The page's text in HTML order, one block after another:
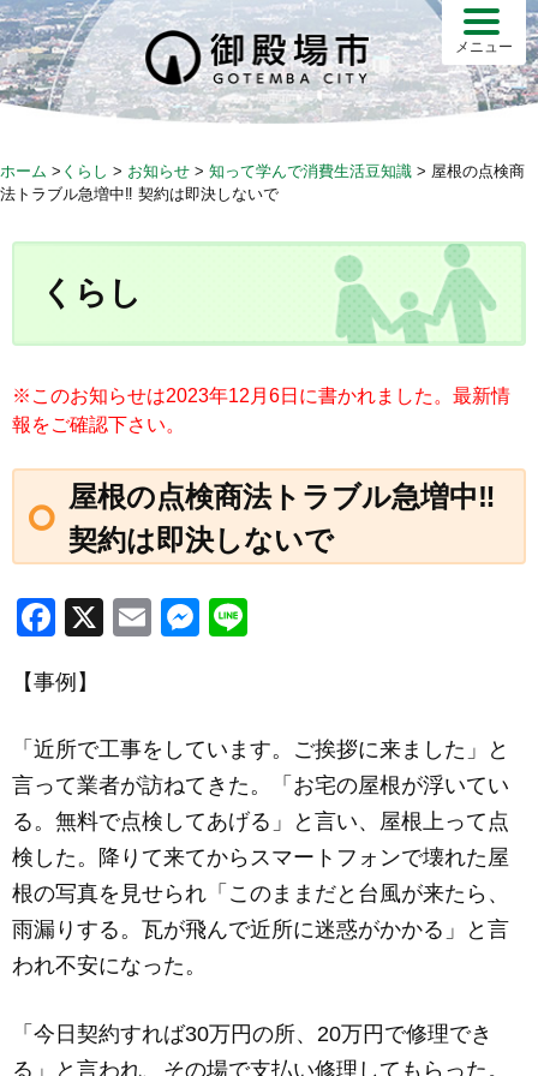
S
k
i
p
c
メニュー
ホーム > くらし > お知らせ > 知って学んで消費生活豆知識 > 屋根の点検商
法トラブル急増中‼ 契約は即決しないで
くらし
※このお知らせは2023年12月6日に書かれました。最新情
報をご確認下さい。
屋根の点検商法トラブル急増中‼
契約は即決しないで
F
c
e
b
o
o
k
X
E
M
e
n
g
er
【事例】
「近所で工事をしています。ご挨拶に来ました」と
言って業者が訪ねてきた。「お宅の屋根が浮いてい
る。無料で点検してあげる」と言い、屋根上って点
検した。降りて来てからスマートフォンで壊れた屋
根の写真を見せられ「このままだと台風が来たら、
雨漏りする。瓦が飛んで近所に迷惑がかかる」と言
われ不安になった。
「今日契約すれば30万円の所、20万円で修理でき
る」と言われ、その場で支払い修理してもらった。